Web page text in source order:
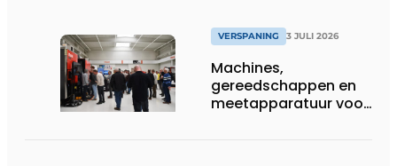
VERSPANING 3 JULI 2026
Machines,
gereedschappen en
meetapparatuur voor